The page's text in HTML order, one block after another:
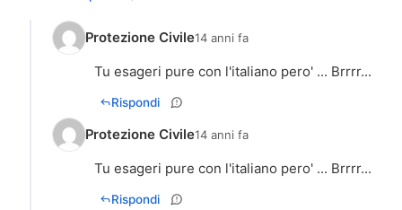
Protezione Civile14 anni fa
Tu esageri pure con l'italiano pero' ... Brrrr...
Rispondi
Protezione Civile14 anni fa
Tu esageri pure con l'italiano pero' ... Brrrr...
Rispondi